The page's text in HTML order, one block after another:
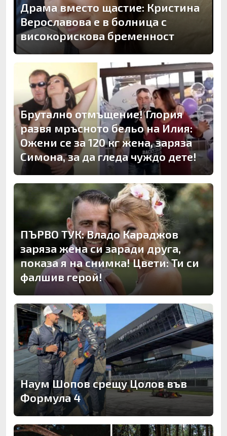
Драма вместо щастие: Кристина
Верославова е в болница с
високорискова бременност
Брутално отмъщение! Глория
развя мръсното бельо на Илия:
Ожени се за 120 кг жена, заряза
Симона, за да гледа чуждо дете!
ПЪРВО ТУК: Владо Караджов
заряза жена си заради друга,
показа я на снимка! Цвети: Ти си
фалшив герой!
Наум Шопов срещу Цолов във
Формула 4